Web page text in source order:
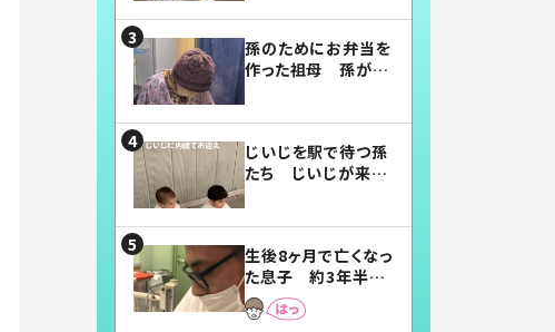
孫のためにお弁当を
作った祖母 孫が絶
じいじを駅で待つ孫
たち じいじが来た
まらない」「幸せにな
れる」
生後8ヶ月で亡くなっ
た息子 約3年半
後、当時の妻の日記
に書いてあった本音